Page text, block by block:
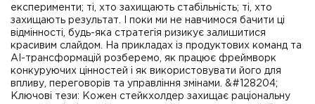
експерименти; ті, хто захищають стабільність; ті, хто
захищають результат. І поки ми не навчимося бачити ці
відмінності, будь-яка стратегія ризикує залишитися
красивим слайдом. На прикладах із продуктових команд та
AI-трансформацій розберемо, як працює фреймворк
конкуруючих цінностей і як використовувати його для
впливу, переговорів та управління змінами. &#128204;
Ключові тези: Кожен стейкхолдер захищає раціональну